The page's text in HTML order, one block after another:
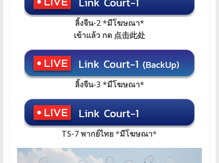
ลิ้งจีน-2 *มีโฆษณา*
เข้าแล้ว กด 点击此处
ลิ้งจีน-3 *มีโฆษณา*
TS-7 พากย์ไทย*มีโฆษณา*